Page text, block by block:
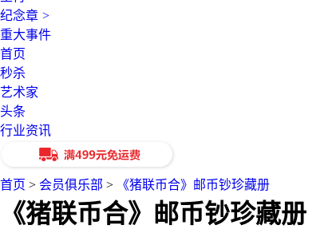
纪念章 >
重大事件
首页
秒杀
艺术家
头条
行业资讯
首页 > 会员俱乐部 > 《猪联币合》邮币钞珍藏册
《猪联币合》邮币钞珍藏册